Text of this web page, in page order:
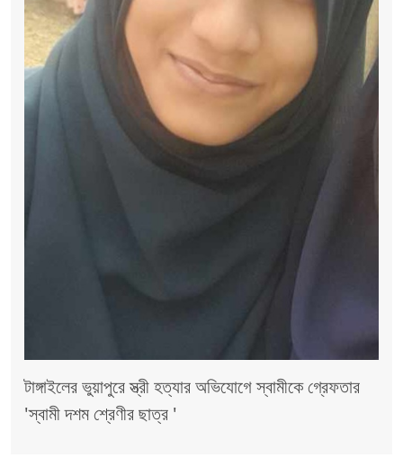
টাঙ্গাইলের ভুয়াপুরে স্ত্রী হত্যার অভিযোগে স্বামীকে গ্রেফতার
'স্বামী দশম শ্রেণীর ছাত্র '